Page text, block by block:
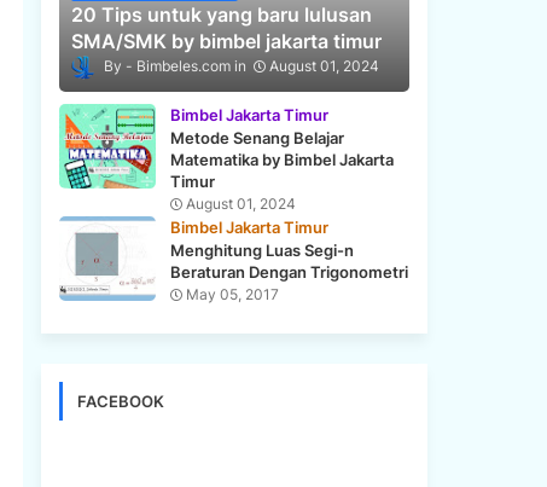
20 Tips untuk yang baru lulusan
SMA/SMK by bimbel jakarta timur
Bimbeles.com August 01, 2024
Bimbel Jakarta Timur
Metode Senang Belajar
Matematika by Bimbel Jakarta
Timur
August 01, 2024
Bimbel Jakarta Timur
Menghitung Luas Segi-n
Beraturan Dengan Trigonometri
May 05, 2017
FACEBOOK